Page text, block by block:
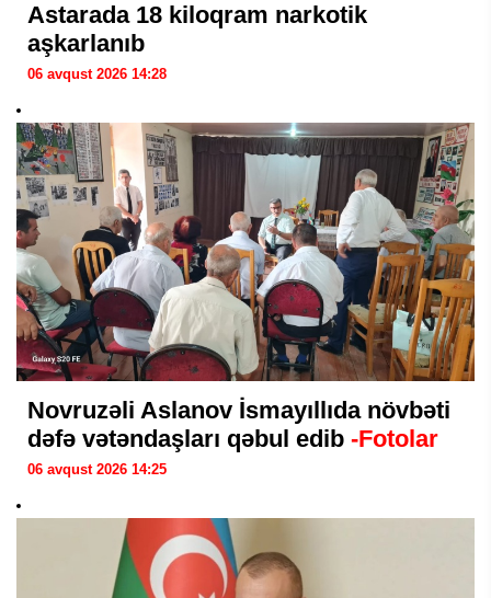
Astarada 18 kiloqram narkotik
aşkarlanıb
06 avqust 2026 14:28
Novruzəli Aslanov İsmayıllıda növbəti
dəfə vətəndaşları qəbul edib -Fotolar
06 avqust 2026 14:25